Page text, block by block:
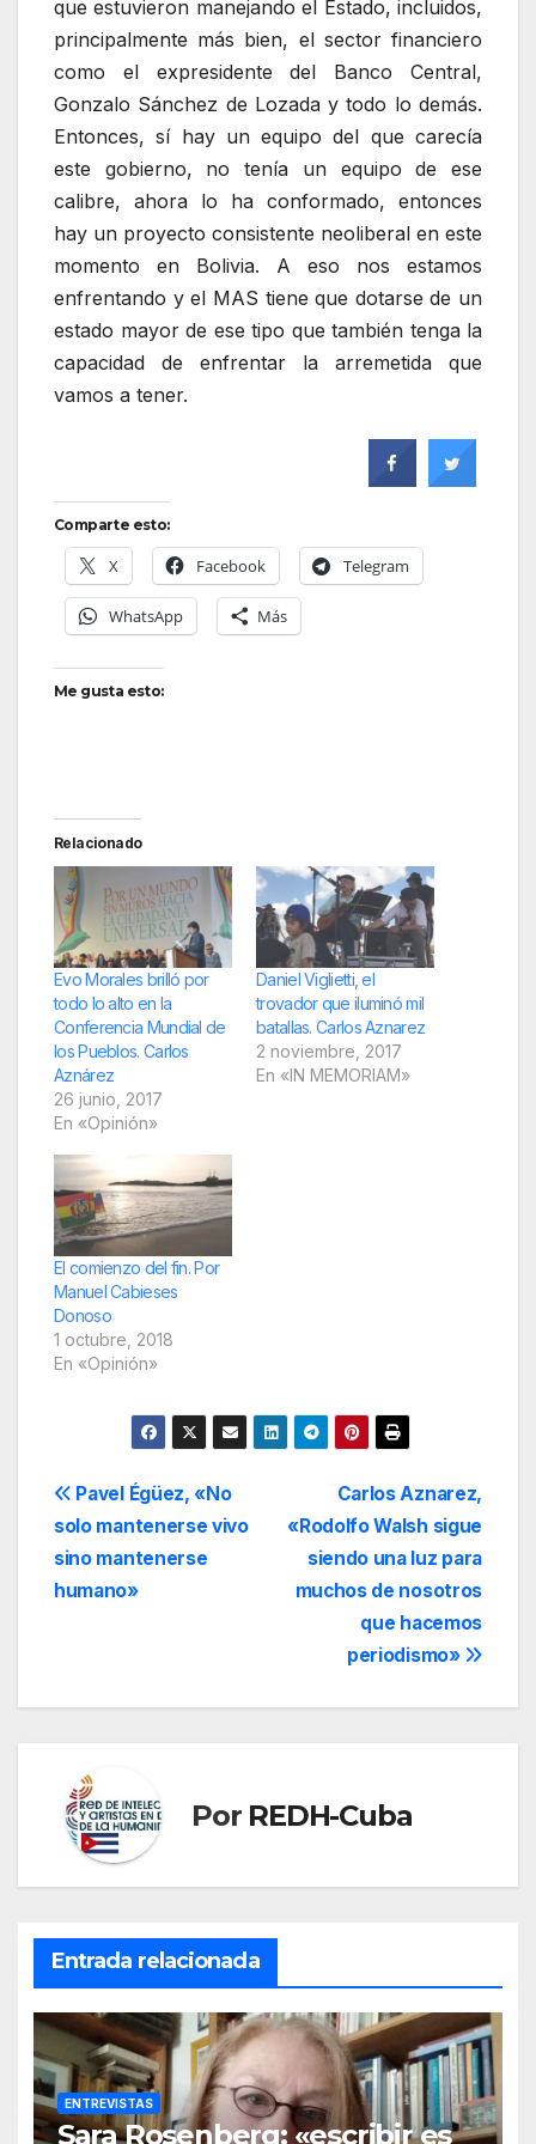
que estuvieron manejando el Estado, incluidos,
principalmente más bien, el sector financiero
como el expresidente del Banco Central,
Gonzalo Sánchez de Lozada y todo lo demás.
Entonces, sí hay un equipo del que carecía
este gobierno, no tenía un equipo de ese
calibre, ahora lo ha conformado, entonces
hay un proyecto consistente neoliberal en este
momento en Bolivia. A eso nos estamos
enfrentando y el MAS tiene que dotarse de un
estado mayor de ese tipo que también tenga la
capacidad de enfrentar la arremetida que
vamos a tener.
Comparte esto:
X Facebook Telegram
WhatsApp Más
Me gusta esto:
Relacionado
Evo Morales brilló por
todo lo alto en la
Conferencia Mundial de
los Pueblos. Carlos
Aznárez
26 junio, 2017
En «Opinión»
Daniel Viglietti, el
trovador que iluminó mil
batallas. Carlos Aznarez
2 noviembre, 2017
En «IN MEMORIAM»
El comienzo del fin. Por
Manuel Cabieses
Donoso
1 octubre, 2018
En «Opinión»
Navegación
de
entradas
Carlos Aznarez,
«Rodolfo Walsh sigue
siendo una luz para
muchos de nosotros
que hacemos
periodismo»
Pavel Égüez, «No
solo mantenerse vivo
sino mantenerse
humano»
Por REDH-Cuba
Entrada relacionada
ENTREVISTAS
Sara Rosenberg: «escribir es